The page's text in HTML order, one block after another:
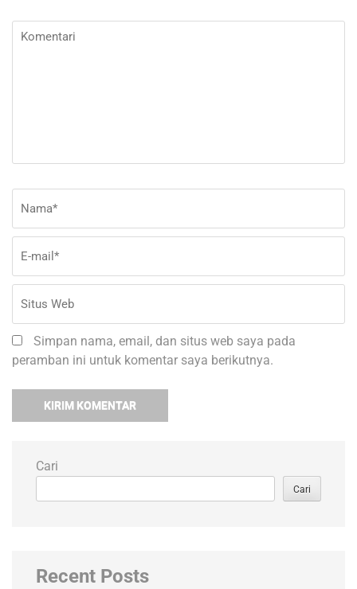
Komentari
Simpan nama, email, dan situs web saya pada
peramban ini untuk komentar saya berikutnya.
Cari
Cari
Recent Posts